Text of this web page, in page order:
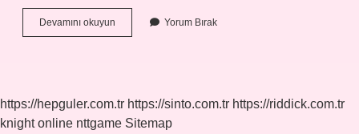
Devamını okuyun
Amca
Yorum Bırak
https://hepguler.com.tr https://sinto.com.tr https://riddick.com.tr
knight online nttgame Sitemap